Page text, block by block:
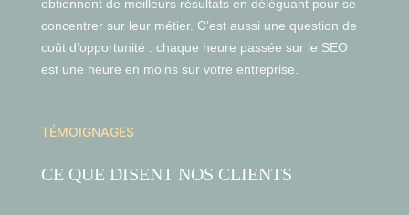
obtiennent de meilleurs résultats en déléguant pour se
concentrer sur leur métier. C’est aussi une question de
coût d’opportunité : chaque heure passée sur le SEO
est une heure en moins sur votre entreprise.
TÉMOIGNAGES
CE QUE DISENT NOS CLIENTS